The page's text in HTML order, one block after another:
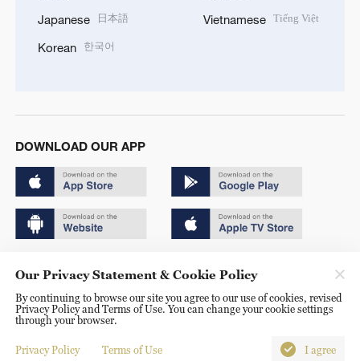
Japanese 日本語
Korean 한국어
Vietnamese Tiếng Việt
DOWNLOAD OUR APP
京ICP备20000184号
京公网安备 11010502050052号
Disinformation report hotline: 010-85061466
Our Privacy Statement & Cookie Policy
By continuing to browse our site you agree to our use of cookies, revised
Privacy Policy and Terms of Use. You can change your cookie settings
through your browser.
Privacy Policy Terms of Use I agree